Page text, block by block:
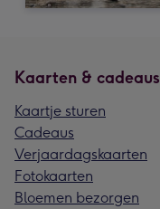
Kaarten & cadeaus
Kaartje sturen
Cadeaus
Verjaardagskaarten
Fotokaarten
Bloemen bezorgen